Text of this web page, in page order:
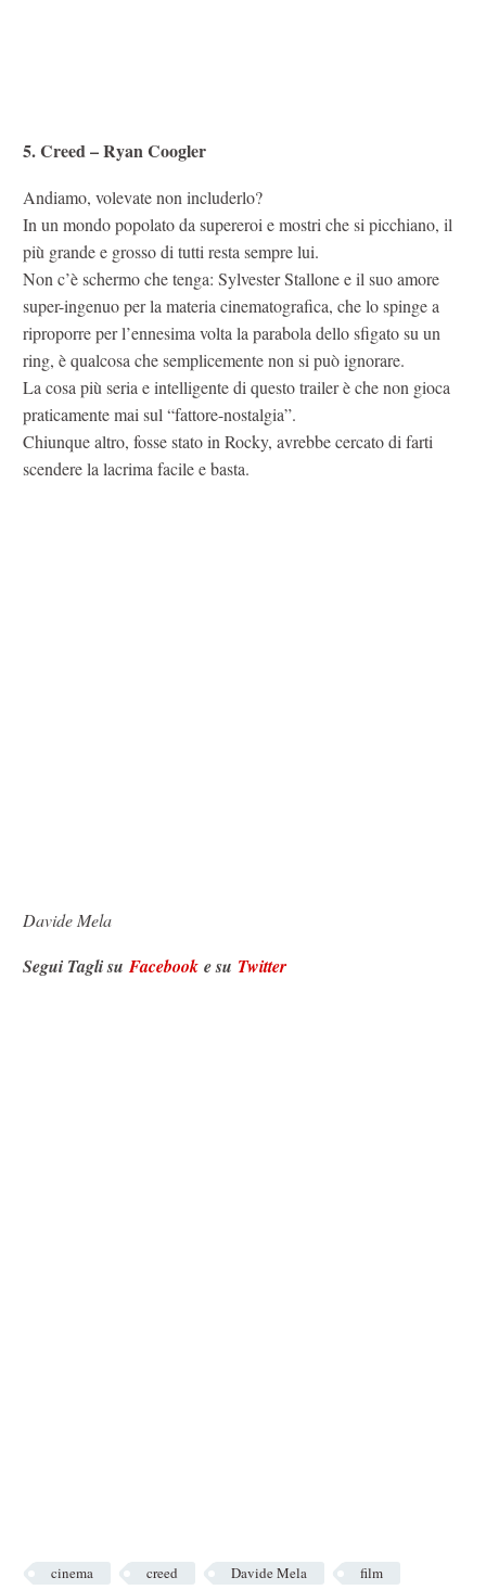
5. Creed – Ryan Coogler
Andiamo, volevate non includerlo?
In un mondo popolato da supereroi e mostri che si picchiano, il
più grande e grosso di tutti resta sempre lui.
Non c’è schermo che tenga: Sylvester Stallone e il suo amore
super-ingenuo per la materia cinematografica, che lo spinge a
riproporre per l’ennesima volta la parabola dello sfigato su un
ring, è qualcosa che semplicemente non si può ignorare.
La cosa più seria e intelligente di questo trailer è che non gioca
praticamente mai sul “fattore-nostalgia”.
Chiunque altro, fosse stato in Rocky, avrebbe cercato di farti
scendere la lacrima facile e basta.
Davide Mela
Segui Tagli suFacebook e su Twitter
cinema creed Davide Mela
film